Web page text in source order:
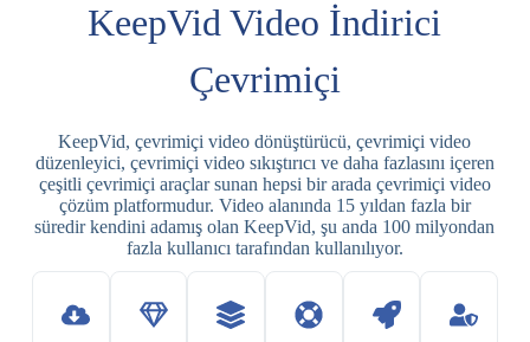
KeepVid Video İndirici
Çevrimiçi
KeepVid, çevrimiçi video dönüştürücü, çevrimiçi video
düzenleyici, çevrimiçi video sıkıştırıcı ve daha fazlasını içeren
çeşitli çevrimiçi araçlar sunan hepsi bir arada çevrimiçi video
çözüm platformudur. Video alanında 15 yıldan fazla bir
süredir kendini adamış olan KeepVid, şu anda 100 milyondan
fazla kullanıcı tarafından kullanılıyor.